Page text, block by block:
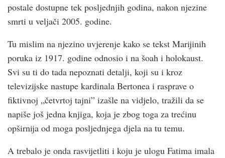
postale dostupne tek posljednjih godina, nakon njezine
smrti u veljači 2005. godine.
Tu mislim na njezino uvjerenje kako se tekst Marijinih
poruka iz 1917. godine odnosio i na šoah i holokaust.
Svi su ti do tada nepoznati detalji, koji su i kroz
televizijske nastupe kardinala Bertonea i rasprave o
fiktivnoj „četvrtoj tajni” izašle na vidjelo, tražili da se
napiše još jedna knjiga, koja je zbog toga za trećinu
opširnija od moga posljednjega djela na tu temu.
A trebalo je onda rasvijetliti i koju je ulogu Fatima imala